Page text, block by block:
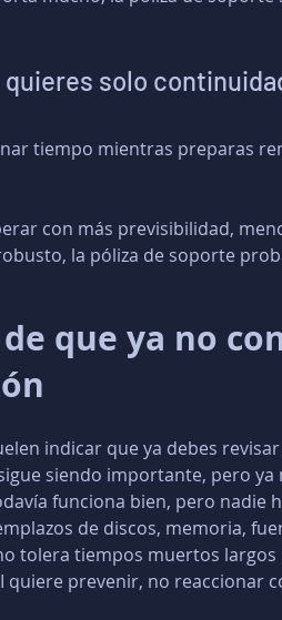
quieres solo
tiempo mientras preparas
con más previsibilidad,
la póliza de soporte
de que ya no
indicar que ya debes
siendo importante, pero
funciona bien, pero nadie
de discos, memoria,
tolera tiempos muertos largos
quiere prevenir, no reaccionar